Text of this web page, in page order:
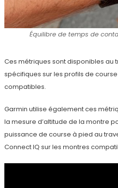
Équilibre de temps de
Ces métriques sont disponibles au
spécifiques sur les profils de
compatibles.
Garmin utilise également ces
la mesure d’altitude de la montre
puissance de course à pied au
Connect IQ sur les montres